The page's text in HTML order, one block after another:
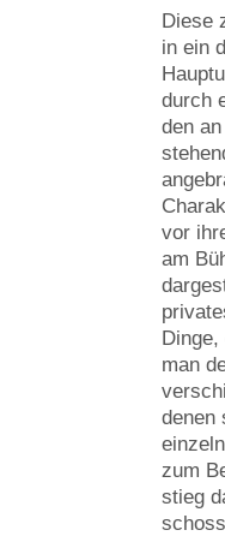
Diese
in ein
durch
den
vor
am
man
denen
zum
stieg